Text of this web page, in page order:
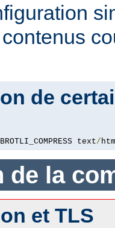
de
BROTLI_COMPRESS text/
de la
et TLS